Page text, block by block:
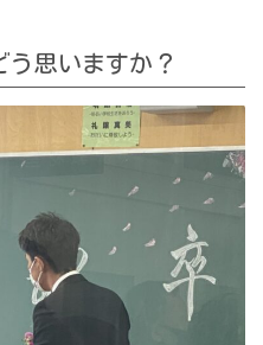
う思いますか？